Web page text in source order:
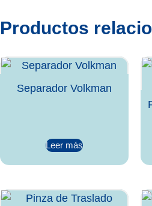
Productos
Separador Volkman
Leer más